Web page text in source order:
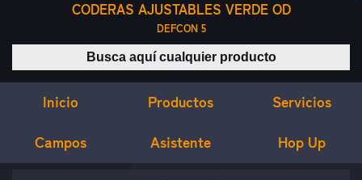
CODERAS AJUSTABLES VERDE OD
DEFCON 5
Buscar productos
Inicio Productos Servicios
Campos Asistente Hop Up